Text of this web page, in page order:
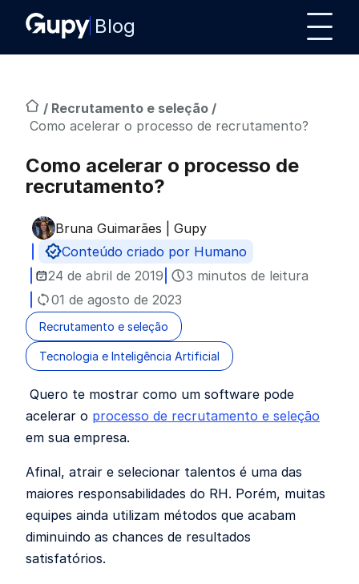
Blog
/ Recrutamento e seleção /
Como acelerar o processo de recrutamento?
Como acelerar o processo de
recrutamento?
Publicado por
Bruna Guimarães | Gupy
Conteúdo criado por Humano
24 de abril de 2019
3 minutos de leitura
01 de agosto de 2023
Recrutamento e seleção
Tecnologia e Inteligência Artificial
Quero te mostrar como um software pode
acelerar o processo de recrutamento e seleção
em sua empresa.
Afinal, atrair e selecionar talentos é uma das
maiores responsabilidades do RH. Porém, muitas
equipes ainda utilizam métodos que acabam
diminuindo as chances de resultados
satisfatórios.